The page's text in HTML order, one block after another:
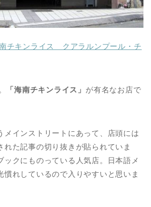
チキンライス クアラルンプール・チ
「海南チキンライス」 が有名なお店で
メインストリートにあって、店頭には
れた記事の切り抜きが貼られていま
ックにものっている人気店。日本語メ
慣れしているので入りやすいと思いま